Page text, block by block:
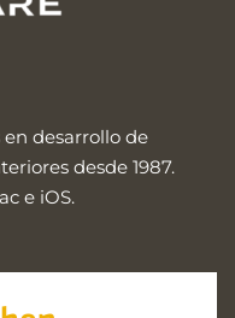
desarrollo de
desde 1987.
e iOS.